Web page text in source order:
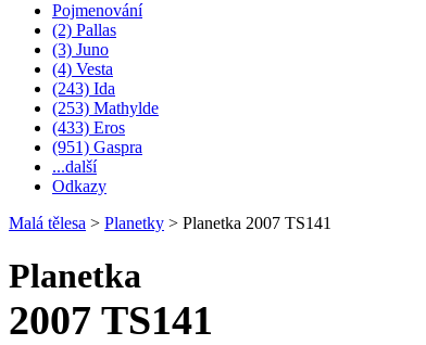
Pojmenování
(2) Pallas
(3) Juno
(4) Vesta
(243) Ida
(253) Mathylde
(433) Eros
(951) Gaspra
...další
Odkazy
Malá tělesa > Planetky > Planetka 2007 TS141
Planetka
2007 TS141